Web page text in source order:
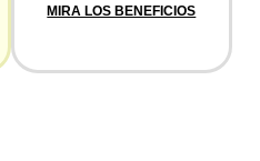
MIRA LOS BENEFICIOS